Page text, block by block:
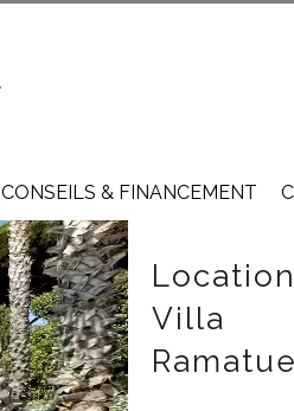
CONSEILS & FINANCEMENT
Villa